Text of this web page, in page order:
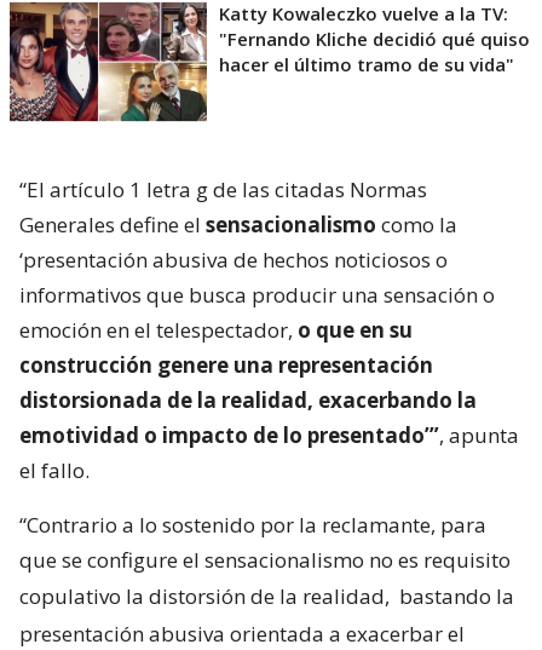
Katty Kowaleczko vuelve a la TV:
"Fernando Kliche decidió qué quiso
hacer el último tramo de su vida"
“El artículo 1 letra g de las citadas Normas
Generales define el sensacionalismo como la
‘presentación abusiva de hechos noticiosos o
informativos que busca producir una sensación o
emoción en el telespectador, o que en su
construcción genere una representación
distorsionada de la realidad, exacerbando la
emotividad o impacto de lo presentado’”, apunta
el fallo.
“Contrario a lo sostenido por la reclamante, para
que se configure el sensacionalismo no es requisito
copulativo la distorsión de la realidad, bastando la
presentación abusiva orientada a exacerbar el